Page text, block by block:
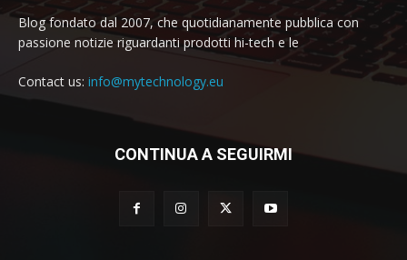
Blog fondato dal 2007, che quotidianamente pubblica con
passione notizie riguardanti prodotti hi-tech e le
Contact us: info@mytechnology.eu
CONTINUA A SEGUIRMI